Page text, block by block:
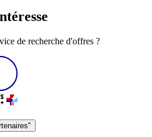
de recherche d'offres ?